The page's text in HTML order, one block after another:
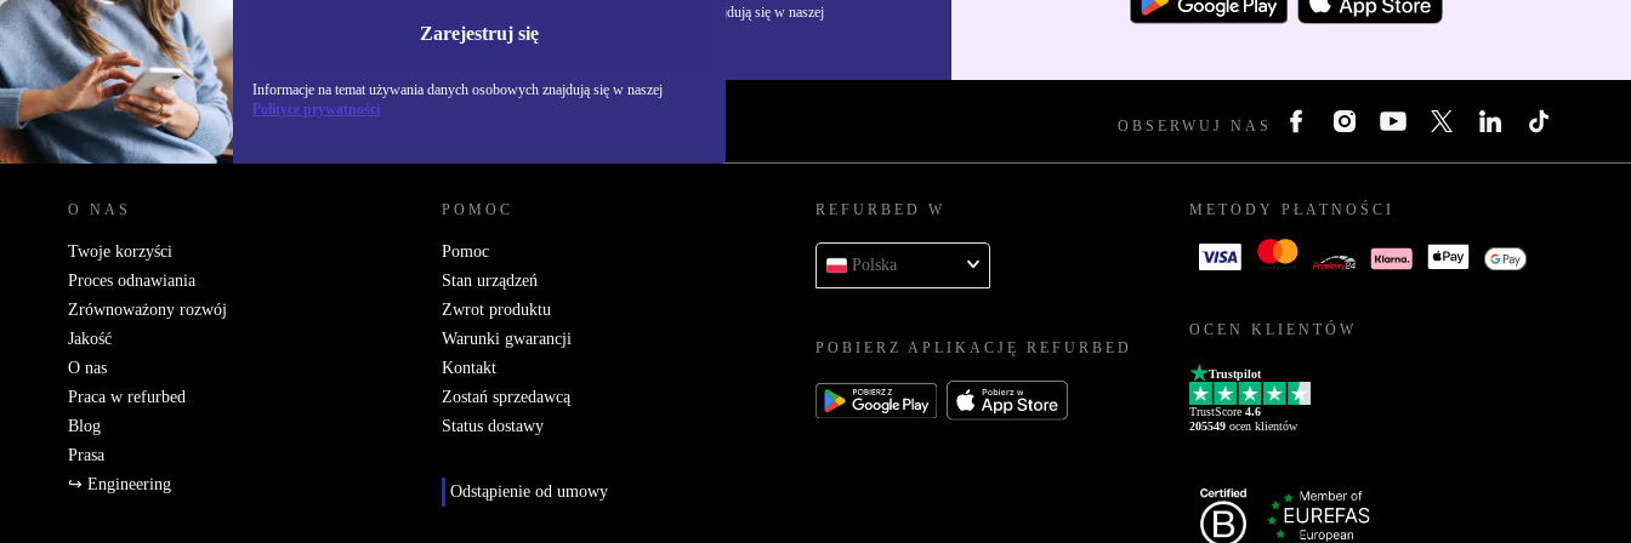
Zarejestruj się
Informacje na temat używania danych osobowych znajdują się w naszej
Polityce prywatności
Informacje na temat używania danych osobowych znajdują się w naszej
Polityce prywatności
REFURBED POLSKA - RETHINK NEW. OBSERWUJ NAS
O NAS
Twoje korzyści
Proces odnawiania
Zrównoważony rozwój
Jakość
O nas
Praca w refurbed
Blog
Prasa
↪ Engineering
POMOC
Pomoc
Stan urządzeń
Zwrot produktu
Warunki gwarancji
Kontakt
Zostań sprzedawcą
Status dostawy
Odstąpienie od umowy
REFURBED W
Polska
POBIERZ APLIKACJĘ REFURBED
METODY PŁATNOŚCI
OCEN KLIENTÓW
Trustpilot
TrustScore 4.6
205549 ocen klientów